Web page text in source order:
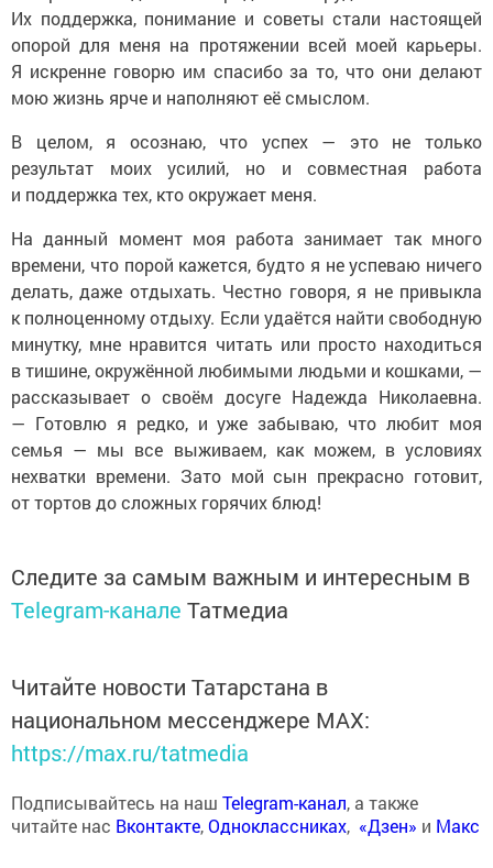
Их поддержка, понимание и советы стали настоящей
опорой для меня на протяжении всей моей карьеры.
Я искренне говорю им спасибо за то, что они делают
мою жизнь ярче и наполняют её смыслом.
В целом, я осознаю, что успех — это не только
результат моих усилий, но и совместная работа
и поддержка тех, кто окружает меня.
На данный момент моя работа занимает так много
времени, что порой кажется, будто я не успеваю ничего
делать, даже отдыхать. Честно говоря, я не привыкла
к полноценному отдыху. Если удаётся найти свободную
минутку, мне нравится читать или просто находиться
в тишине, окружённой любимыми людьми и кошками, —
рассказывает о своём досуге Надежда Николаевна.
— Готовлю я редко, и уже забываю, что любит моя
семья — мы все выживаем, как можем, в условиях
нехватки времени. Зато мой сын прекрасно готовит,
от тортов до сложных горячих блюд!
Следите за самым важным и интересным в
Telegram-канале Татмедиа
Читайте новости Татарстана в
национальном мессенджере MАХ:
https://max.ru/tatmedia
Подписывайтесь на наш Telegram-канал, а также
читайте нас Вконтакте,Одноклассниках, «Дзен» и Макс